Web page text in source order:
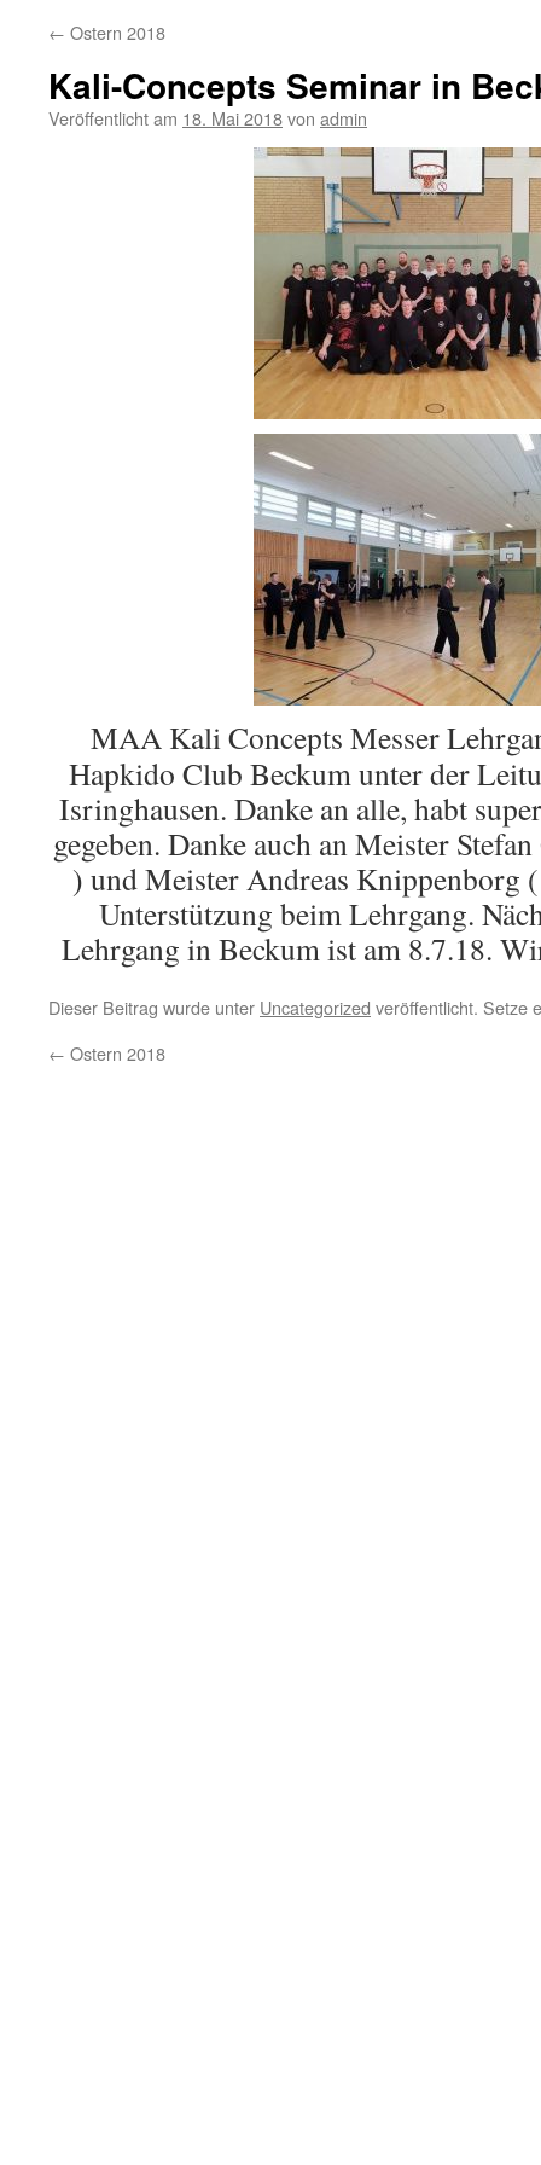
← Ostern 2018
Kali-Concepts Seminar in
Veröffentlicht am 18. Mai 2018von admin
MAA Kali Concepts Messer
Hapkido Club Beckum unter der
Isringhausen. Danke an alle, habt
gegeben. Danke auch an Meister
) und Meister Andreas Knippenborg
Unterstützung beim Lehrgang.
Lehrgang in Beckum ist am 8.7.18.
Dieser Beitrag wurde unter Uncategorized veröffentlicht. Setze
← Ostern 2018